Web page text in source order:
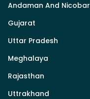
Andaman And Nicobar
Gujarat
Uttar Pradesh
Meghalaya
Rajasthan
Uttrakhand